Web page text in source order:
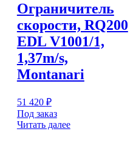
Ограничитель
скорости, RQ200
EDL V1001/1,
1,37m/s,
Montanari
51 420 ₽
Под заказ
Читать далее